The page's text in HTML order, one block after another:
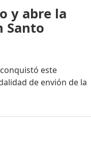
y abre la
Santo
este
de envión de la